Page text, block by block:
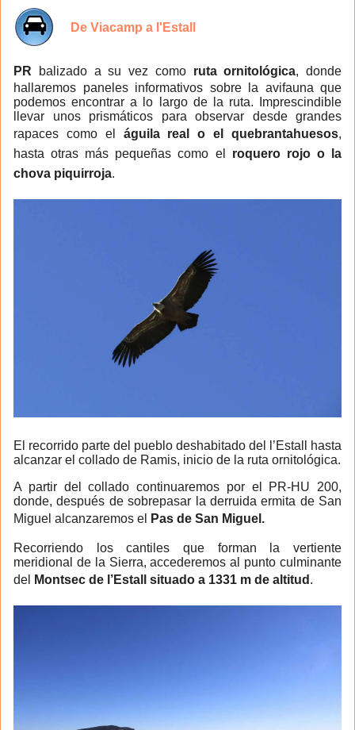
De Viacamp a l'Estall
PR balizado a su vez como ruta ornitológica, donde
hallaremos paneles informativos sobre la avifauna que
podemos encontrar a lo largo de la ruta. Imprescindible
llevar unos prismáticos para observar desde grandes
rapaces como el águila real o el quebrantahuesos,
hasta otras más pequeñas como el
roquero rojo o la
chova piquirroja.
El recorrido parte del pueblo deshabitado del l’Estall hasta
alcanzar el collado de Ramis, inicio de la ruta ornitológica.
A partir del collado continuaremos por el PR-HU 200,
donde, después de sobrepasar la derruida ermita de San
Miguel alcanzaremos el
Pas de San Miguel.
Recorriendo los cantiles que forman la vertiente
meridional de la Sierra, accederemos al punto culminante
del
Montsec de l’Estall situado a 1331 m de altitud .